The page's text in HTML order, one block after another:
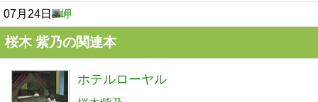
07月24日 岬
桜木 紫乃の関連本
ホテルローヤル